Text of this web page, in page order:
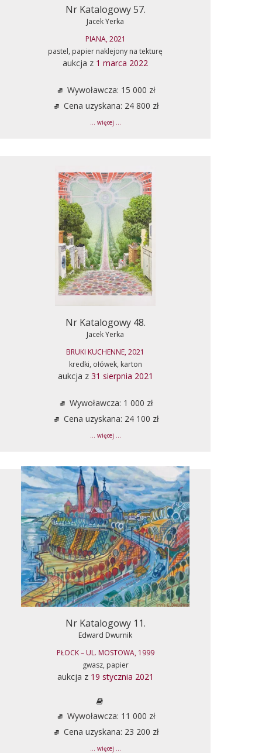
Nr Katalogowy 57.
Jacek Yerka
PIANA, 2021
pastel, papier naklejony na tekturę
aukcja z 1 marca 2022
Wywoławcza: 15 000 zł
Cena uzyskana: 24 800 zł
... więcej ...
Nr Katalogowy 48.
Jacek Yerka
BRUKI KUCHENNE, 2021
kredki, ołówek, karton
aukcja z 31 sierpnia 2021
Wywoławcza: 1 000 zł
Cena uzyskana: 24 100 zł
... więcej ...
Nr Katalogowy 11.
Edward Dwurnik
PŁOCK – UL. MOSTOWA, 1999
gwasz, papier
aukcja z 19 stycznia 2021
Wywoławcza: 11 000 zł
Cena uzyskana: 23 200 zł
... więcej ...